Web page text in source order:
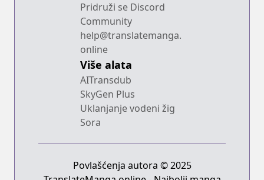
Pridruži se Discord
Community
help@translatemanga.
online
Više alata
AITransdub
SkyGen Plus
Uklanjanje vodeni žig
Sora
Povlašćenja autora © 2025